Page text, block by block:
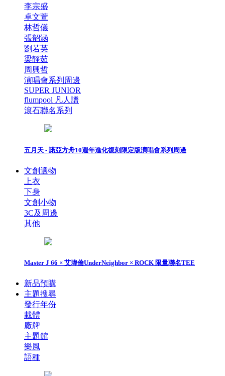
李宗盛
卓文萱
林哲儀
張韶涵
劉若英
梁靜茹
周興哲
演唱會系列周邊
SUPER JUNIOR
flumpool 凡人譜
滾石聯名系列
五月天 - 諾亞方舟10週年進化復刻限定版演唱會系列周邊
文創選物
上衣
下身
文創小物
3C及周邊
其他
Master J 66 × 艾瑋倫UnderNeighbor × ROCK 限量聯名TEE
新品預購
主題搜尋
發行年份
載體
廠牌
主題館
樂風
語種